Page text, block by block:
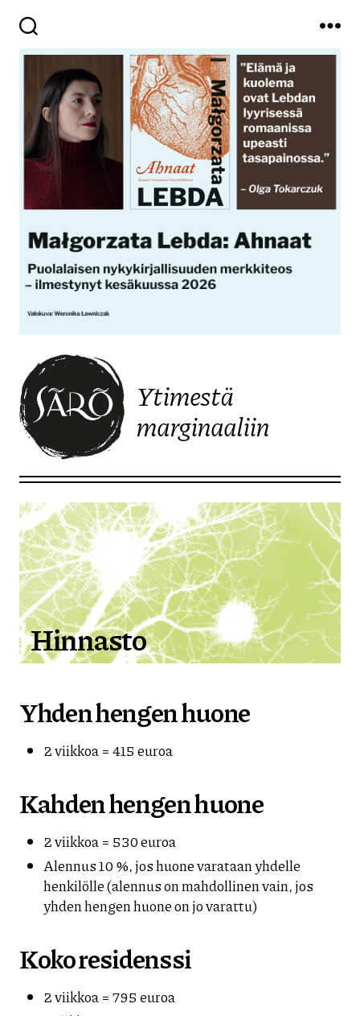
Ytimestä
marginaaliin
Hinnasto
Yhden hengen huone
2 viikkoa = 415 euroa
Kahden hengen huone
2 viikkoa = 530 euroa
Alennus 10 %, jos huone varataan yhdelle
henkilölle (alennus on mahdollinen vain, jos
yhden hengen huone on jo varattu)
Koko residenssi
2 viikkoa = 795 euroa